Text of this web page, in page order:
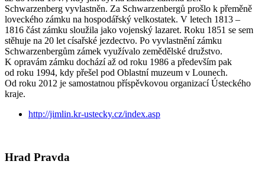
Schwarzenberg vyvlastněn. Za Schwarzenbergů prošlo k přeměně
loveckého zámku na hospodářský velkostatek. V letech 1813 –
1816 část zámku sloužila jako vojenský lazaret. Roku 1851 se sem
stěhuje na 20 let císařské jezdectvo. Po vyvlastnění zámku
Schwarzenbergům zámek využívalo zemědělské družstvo.
K opravám zámku dochází až od roku 1986 a především pak
od roku 1994, kdy přešel pod Oblastní muzeum v Lounech.
Od roku 2012 je samostatnou příspěvkovou organizací Ústeckého
kraje.
http://jimlin.kr-ustecky.cz/index.asp
Hrad Pravda